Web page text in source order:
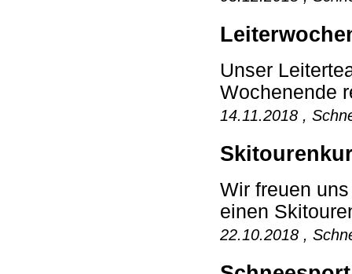
Unser
Wochenende
14.11.2018 ,
Wir freuen
einen
22.10.2018 ,